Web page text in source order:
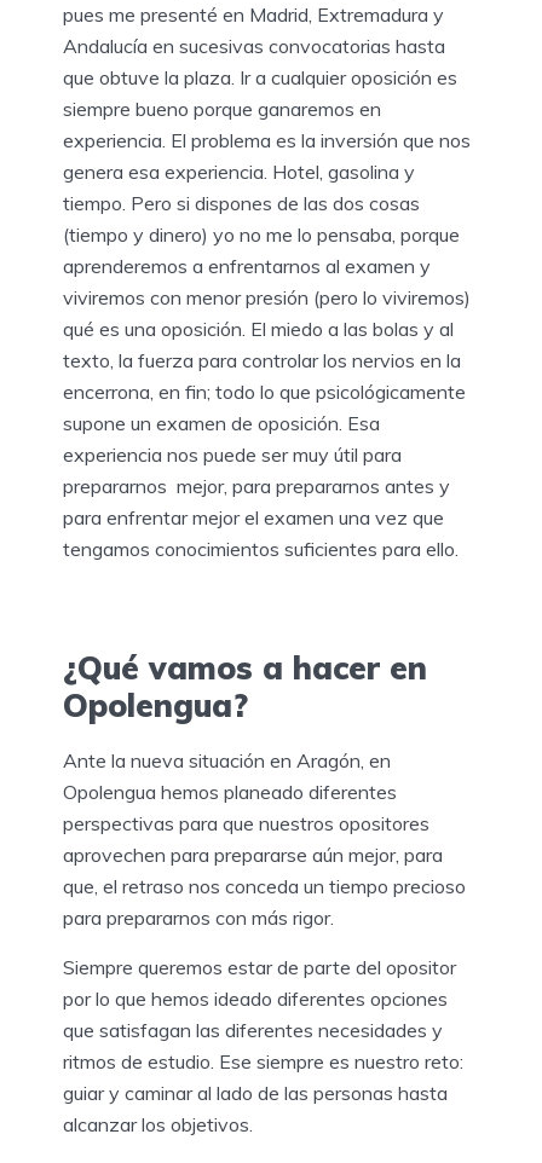
pues me presenté en Madrid, Extremadura y
Andalucía en sucesivas convocatorias hasta
que obtuve la plaza. Ir a cualquier oposición es
siempre bueno porque ganaremos en
experiencia. El problema es la inversión que nos
genera esa experiencia. Hotel, gasolina y
tiempo. Pero si dispones de las dos cosas
(tiempo y dinero) yo no me lo pensaba, porque
aprenderemos a enfrentarnos al examen y
viviremos con menor presión (pero lo viviremos)
qué es una oposición. El miedo a las bolas y al
texto, la fuerza para controlar los nervios en la
encerrona, en fin; todo lo que psicológicamente
supone un examen de oposición. Esa
experiencia nos puede ser muy útil para
prepararnos mejor, para prepararnos antes y
para enfrentar mejor el examen una vez que
tengamos conocimientos suficientes para ello.
¿Qué vamos a hacer en
Opolengua?
Ante la nueva situación en Aragón, en
Opolengua hemos planeado diferentes
perspectivas para que nuestros opositores
aprovechen para prepararse aún mejor, para
que, el retraso nos conceda un tiempo precioso
para prepararnos con más rigor.
Siempre queremos estar de parte del opositor
por lo que hemos ideado diferentes opciones
que satisfagan las diferentes necesidades y
ritmos de estudio. Ese siempre es nuestro reto:
guiar y caminar al lado de las personas hasta
alcanzar los objetivos.